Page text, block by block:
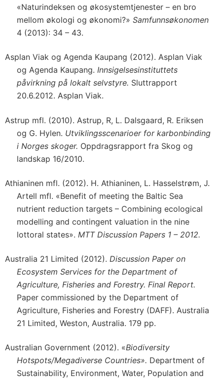
«Naturindeksen og økosystemtjenester – en bro
mellom økologi og økonomi?» Samfunnsøkonomen
4 (2013): 34 – 43.
Asplan Viak og Agenda Kaupang (2012). Asplan Viak
og Agenda Kaupang. Innsigelsesinstituttets
påvirkning på lokalt selvstyre. Sluttrapport
20.6.2012. Asplan Viak.
Astrup mfl. (2010). Astrup, R, L. Dalsgaard, R. Eriksen
og G. Hylen. Utviklingsscenarioer for karbonbinding
i Norges skoger. Oppdragsrapport fra Skog og
landskap 16/2010.
Athianinen mfl. (2012). H. Athianinen, L. Hasselstrøm, J.
Artell mfl. «Benefit of meeting the Baltic Sea
nutrient reduction targets – Combining ecological
modelling and contingent valuation in the nine
lottoral states». MTT Discussion Papers 1 – 2012.
Australia 21 Limited (2012). Discussion Paper on
Ecosystem Services for the Department of
Agriculture, Fisheries and Forestry. Final Report.
Paper commissioned by the Department of
Agriculture, Fisheries and Forestry (DAFF). Australia
21 Limited, Weston, Australia. 179 pp.
Australian Government (2012). «Biodiversity
Hotspots/Megadiverse Countries». Department of
Sustainability, Environment, Water, Population and